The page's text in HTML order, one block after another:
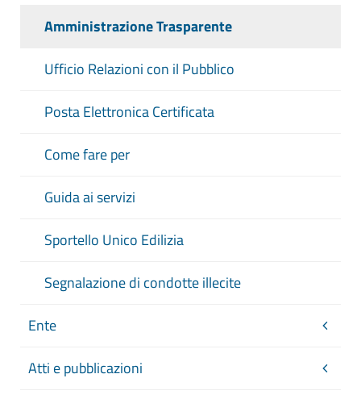
Amministrazione Trasparente
Ufficio Relazioni con il Pubblico
Posta Elettronica Certificata
Come fare per
Guida ai servizi
Sportello Unico Edilizia
Segnalazione di condotte illecite
Ente
Atti e pubblicazioni